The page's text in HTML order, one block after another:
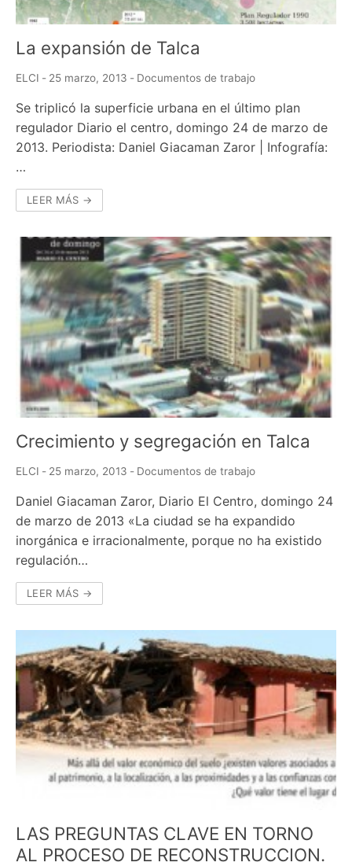
La expansión de Talca
ELCI - 25 marzo, 2013 - Documentos de trabajo
Se triplicó la superficie urbana en el último plan
regulador Diario el centro, domingo 24 de marzo de
2013. Periodista: Daniel Giacaman Zaror | Infografía:
…
LEER MÁS →
Crecimiento y segregación en Talca
ELCI - 25 marzo, 2013 - Documentos de trabajo
Daniel Giacaman Zaror, Diario El Centro, domingo 24
de marzo de 2013 «La ciudad se ha expandido
inorgánica e irracionalmente, porque no ha existido
regulación…
LEER MÁS →
LAS PREGUNTAS CLAVE EN TORNO
AL PROCESO DE RECONSTRUCCION.